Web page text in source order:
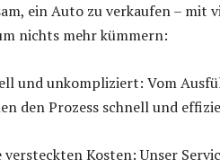
ein Auto zu verkaufen – mit
nichts mehr kümmern:
und unkompliziert: Vom
den Prozess schnell und
versteckten Kosten: Unser